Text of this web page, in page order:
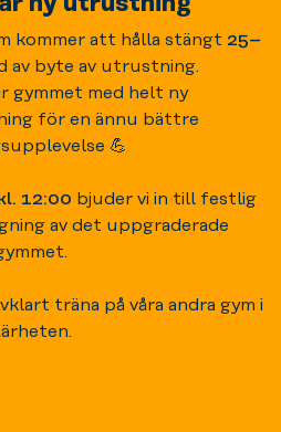
kommer att hålla stängt 25–
av byte av utrustning.
gymmet med helt ny
för en ännu bättre
💪
12:00 bjuder vi in till festlig
av det uppgraderade
träna på våra andra gym i